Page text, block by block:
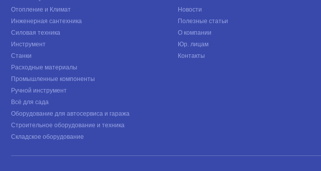
Отопление и Климат
Инженерная сантехника
Силовая техника
Инструмент
Станки
Расходные материалы
Промышленные компоненты
Ручной инструмент
Всё для сада
Оборудование для автосервиса и гаража
Строительное оборудование и техника
Складское оборудование
Новости
Полезные статьи
О компании
Юр. лицам
Контакты